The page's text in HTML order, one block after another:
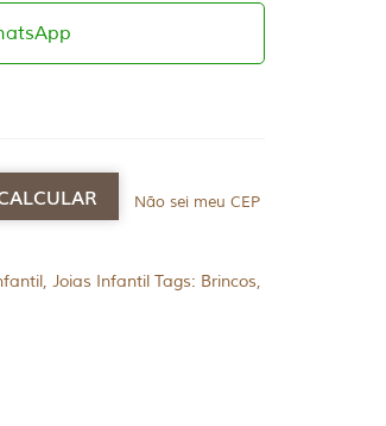
Não sei meu CEP
, Joias Infantil Tags: Brincos,